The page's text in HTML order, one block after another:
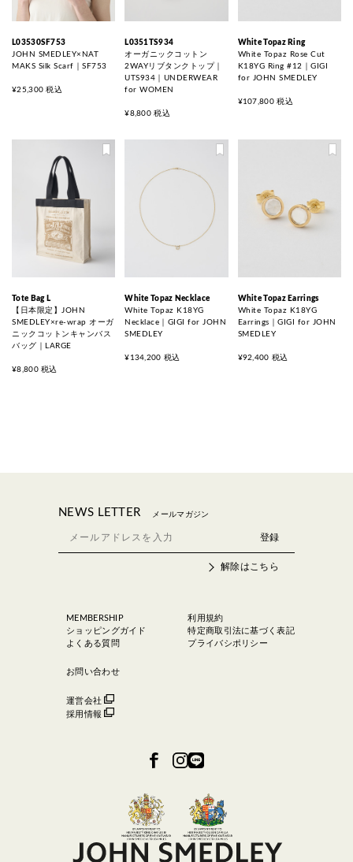
L03530SF753
JOHN SMEDLEY×NAT
MAKS Silk Scarf｜SF753
¥25,300 税込
L0351TS934
オーガニックコットン
2WAYリブタンクトップ｜
UTS934｜UNDERWEAR
for WOMEN
¥8,800 税込
White Topaz Ring
White Topaz Rose Cut
K18YG Ring #12｜GIGI
for JOHN SMEDLEY
¥107,800 税込
Tote Bag L
【日本限定】JOHN
SMEDLEY×re-wrap オーガ
ニックコットンキャンバス
バッグ｜LARGE
¥8,800 税込
White Topaz Necklace
White Topaz K18YG
Necklace｜GIGI for JOHN
SMEDLEY
¥134,200 税込
White Topaz Earrings
White Topaz K18YG
Earrings｜GIGI for JOHN
SMEDLEY
¥92,400 税込
NEWS LETTER メールマガジン
解除はこちら
MEMBERSHIP
ショッピングガイド
よくある質問
お問い合わせ
運営会社
採用情報
利用規約
特定商取引法に基づく表記
プライバシポリシー